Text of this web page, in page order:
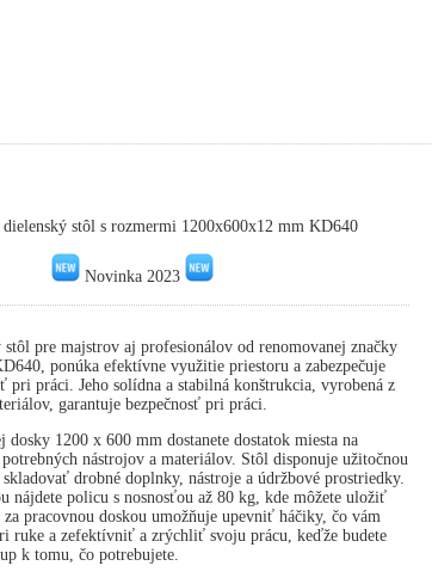
dielenský stôl s rozmermi 1200x600x12 mm KD640
Novinka 2023
pre majstrov aj profesionálov od renomovanej značky
ponúka efektívne využitie priestoru a zabezpečuje
pri práci. Jeho solídna a stabilná konštrukcia, vyrobená z
garantuje bezpečnosť pri práci.
dosky 1200 x 600 mm dostanete dostatok miesta na
nástrojov a materiálov. Stôl disponuje užitočnou
drobné doplnky, nástroje a údržbové prostriedky.
nájdete policu s nosnosťou až 80 kg, kde môžete uložiť
za pracovnou doskou umožňuje upevniť háčiky, čo vám
ruke a zefektívniť a zrýchliť svoju prácu, keďže budete
k tomu, čo potrebujete.